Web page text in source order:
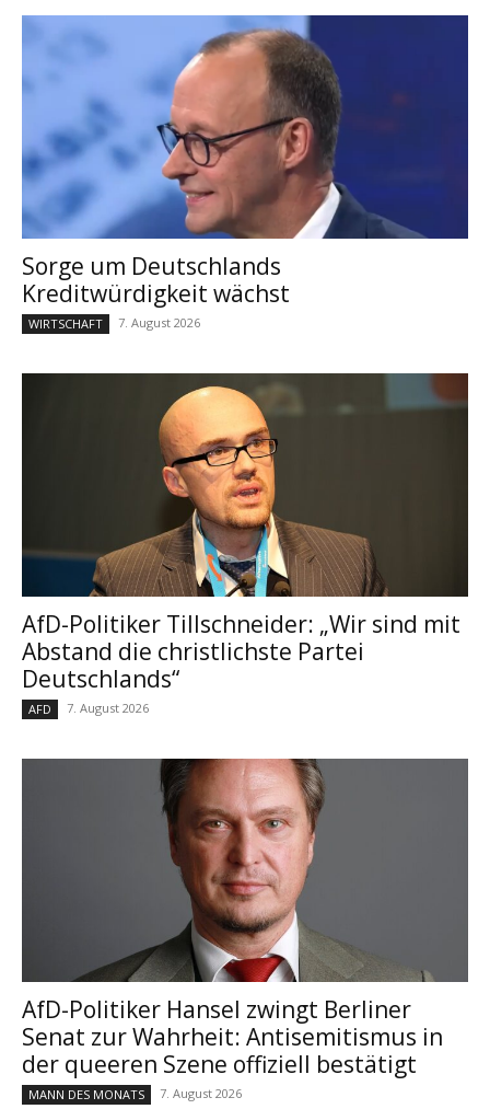
Sorge um Deutschlands
Kreditwürdigkeit wächst
WIRTSCHAFT 7. August 2026
AfD-Politiker Tillschneider: „Wir sind mit
Abstand die christlichste Partei
Deutschlands“
AFD 7. August 2026
AfD-Politiker Hansel zwingt Berliner
Senat zur Wahrheit: Antisemitismus in
der queeren Szene offiziell bestätigt
MANN DES MONATS 7. August 2026